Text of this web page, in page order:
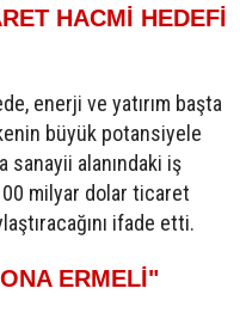
HACMİ HEDEFİ
enerji ve yatırım başta
büyük potansiyele
sanayii alanındaki iş
milyar dolar ticaret
ifade etti.
ERMELİ"